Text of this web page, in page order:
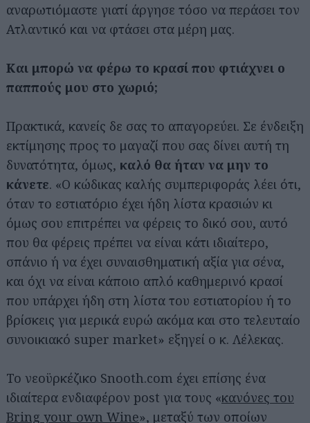
αναρωτιόμαστε γιατί άργησε τόσο να περάσει τον
Ατλαντικό και να φτάσει στα μέρη μας.
Και μπορώ να φέρω το κρασί που φτιάχνει ο
παππούς μου στο χωριό;
Πρακτικά, κανείς δε σας το απαγορεύει. Σε ένδειξη
εκτίμησης προς το μαγαζί που σας δίνει αυτή τη
δυνατότητα, όμως, καλό θα ήταν να μην το
κάνετε. «Ο κώδικας καλής συμπεριφοράς λέει ότι,
όταν το εστιατόριο έχει ήδη λίστα κρασιών κι
όμως σου επιτρέπει να φέρεις το δικό σου, αυτό
που θα φέρεις πρέπει να είναι κάτι ιδιαίτερο,
σπάνιο ή να έχει συναισθηματική αξία για σένα,
και όχι να είναι κάποιο απλό καθημερινό κρασί
που υπάρχει ήδη στη λίστα του εστιατορίου ή το
βρίσκεις για μερικά ευρώ ακόμα και στο τελευταίο
συνοικιακό super market» εξηγεί ο κ. Λέλεκας.
Το νεοϋρκέζικο Snooth.com έχει επίσης ένα
ιδιαίτερα ενδιαφέρον post για τους «κανόνες του
Bring your own Wine», μεταξύ των οποίων